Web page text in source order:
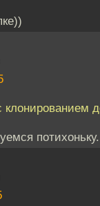
клонированием
потихоньку.